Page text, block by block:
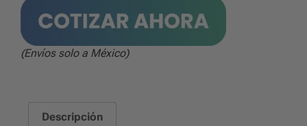
(Envíos solo a México)
Descripción